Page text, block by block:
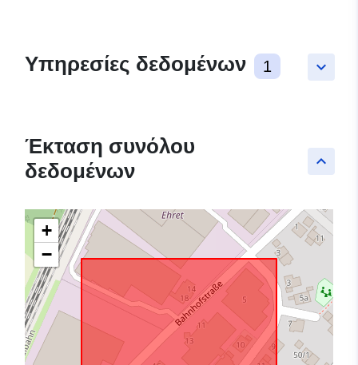
keyboard_arrow_down
Υπηρεσίες δεδομένων 1
keyboard_arrow_up
Έκταση συνόλου
δεδομένων
+
−